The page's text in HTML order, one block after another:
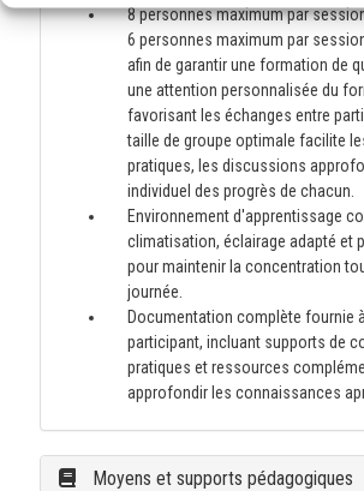
8 personnes maximum par
6 personnes maximum par
afin de garantir une formation de
une attention personnalisée du
favorisant les échanges entre
taille de groupe optimale facilite
pratiques, les discussions
individuel des progrès de chacun.
Environnement d'apprentissage
climatisation, éclairage adapté et
pour maintenir la concentration
journée.
Documentation complète fournie
participant, incluant supports de
pratiques et ressources
approfondir les connaissances
Moyens et supports pédagogiques